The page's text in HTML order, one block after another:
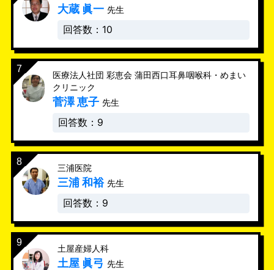
大蔵 眞一 先生
回答数：10
医療法人社団 彩恵会 蒲田西口耳鼻咽喉科・めまい
クリニック
菅澤 恵子 先生
回答数：9
三浦医院
三浦 和裕 先生
回答数：9
土屋産婦人科
土屋 眞弓 先生